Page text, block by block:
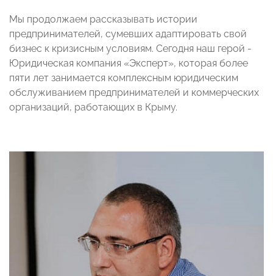
Мы продолжаем рассказывать истории
предпринимателей, сумевших адаптировать свой
бизнес к кризисным условиям. Сегодня наш герой -
Юридическая компания «Эксперт», которая более
пяти лет занимается комплексным юридическим
обслуживанием предпринимателей и коммерческих
организаций, работающих в Крыму.